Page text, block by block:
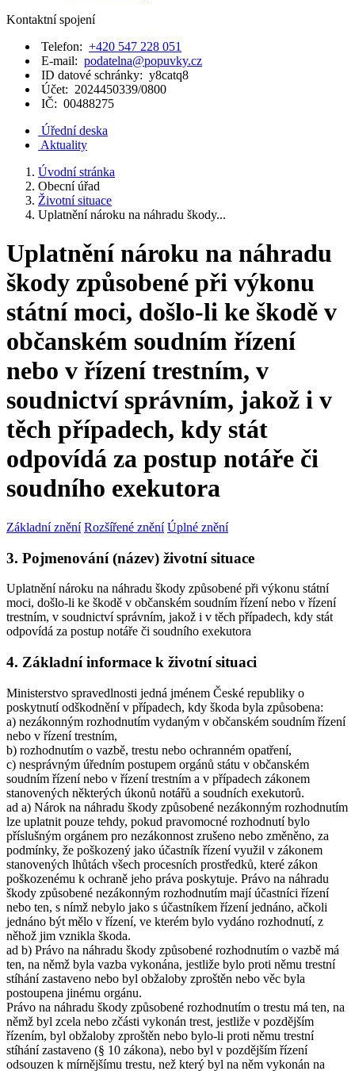
Kontaktní spojení
Telefon: +420 547 228 051
E-mail: podatelna@popuvky.cz
ID datové schránky: y8catq8
Účet: 2024450339/0800
IČ: 00488275
Úřední deska
Aktuality
Úvodní stránka
Obecní úřad
Životní situace
Uplatnění nároku na náhradu škody...
Uplatnění nároku na náhradu
škody způsobené při výkonu
státní moci, došlo-li ke škodě v
občanském soudním řízení
nebo v řízení trestním, v
soudnictví správním, jakož i v
těch případech, kdy stát
odpovídá za postup notáře či
soudního exekutora
Základní znění Rozšířené znění Úplné znění
3. Pojmenování (název) životní situace
Uplatnění nároku na náhradu škody způsobené při výkonu státní
moci, došlo-li ke škodě v občanském soudním řízení nebo v řízení
trestním, v soudnictví správním, jakož i v těch případech, kdy stát
odpovídá za postup notáře či soudního exekutora
4. Základní informace k životní situaci
Ministerstvo spravedlnosti jedná jménem České republiky o
poskytnutí odškodnění v případech, kdy škoda byla způsobena:
a) nezákonným rozhodnutím vydaným v občanském soudním řízení
nebo v řízení trestním,
b) rozhodnutím o vazbě, trestu nebo ochranném opatření,
c) nesprávným úředním postupem orgánů státu v občanském
soudním řízení nebo v řízení trestním a v případech zákonem
stanovených některých úkonů notářů a soudních exekutorů.
ad a) Nárok na náhradu škody způsobené nezákonným rozhodnutím
lze uplatnit pouze tehdy, pokud pravomocné rozhodnutí bylo
příslušným orgánem pro nezákonnost zrušeno nebo změněno, za
podmínky, že poškozený jako účastník řízení využil v zákonem
stanovených lhůtách všech procesních prostředků, které zákon
poškozenému k ochraně jeho práva poskytuje. Právo na náhradu
škody způsobené nezákonným rozhodnutím mají účastníci řízení
nebo ten, s nímž nebylo jako s účastníkem řízení jednáno, ačkoli
jednáno být mělo v řízení, ve kterém bylo vydáno rozhodnutí, z
něhož jim vznikla škoda.
ad b) Právo na náhradu škody způsobené rozhodnutím o vazbě má
ten, na němž byla vazba vykonána, jestliže bylo proti němu trestní
stíhání zastaveno nebo byl obžaloby zproštěn nebo věc byla
postoupena jinému orgánu.
Právo na náhradu škody způsobené rozhodnutím o trestu má ten, na
němž byl zcela nebo zčásti vykonán trest, jestliže v pozdějším
řízením, byl obžaloby zproštěn nebo bylo-li proti němu trestní
stíhání zastaveno (§ 10 zákona), nebo byl v pozdějším řízení
odsouzen k mírnějšímu trestu, než který byl na něm vykonán na